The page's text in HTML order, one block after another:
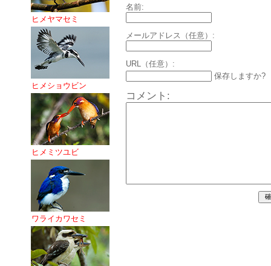
ヒメヤマセミ
ヒメショウビン
ヒメミツユビ
ワライカワセミ
名前:
メールアドレス（任意）:
URL（任意）:
保存しますか?
コメント: